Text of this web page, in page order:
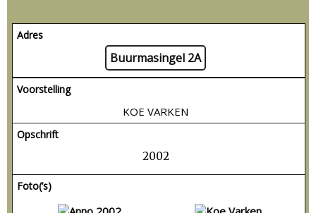
Adres
Buurmasingel 2A
Voorstelling
KOE VARKEN
Opschrift
2002
Foto(’s)